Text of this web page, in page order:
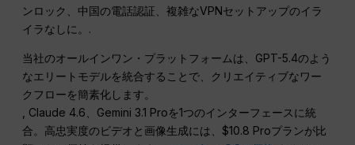
ンロック、中国の電話認証、複雑なVPNセットアップのイラ
イラなしに。.
当社のオールインワン・プラットフォームは、GPT-5.4のよう
なエリートモデルを統合することで、クリエイティブなワー
クフローを簡素化します。
, Claude 4.6、Gemini 3.1 Proを1つのインターフェースに統
合。高忠実度のビデオと画像生成には、$10.8 Proプランが比